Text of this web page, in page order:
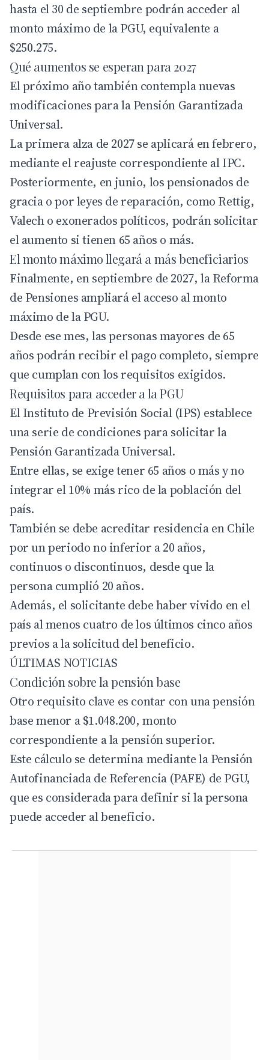
hasta el 30 de septiembre podrán acceder al
monto máximo de la PGU, equivalente a
$250.275.
Qué aumentos se esperan para 2027
El próximo año también contempla nuevas
modificaciones para la Pensión Garantizada
Universal.
La primera alza de 2027 se aplicará en febrero,
mediante el reajuste correspondiente al IPC.
Posteriormente, en junio, los pensionados de
gracia o por leyes de reparación, como Rettig,
Valech o exonerados políticos, podrán solicitar
el aumento si tienen 65 años o más.
El monto máximo llegará a más beneficiarios
Finalmente, en septiembre de 2027, la Reforma
de Pensiones ampliará el acceso al monto
máximo de la PGU.
Desde ese mes, las personas mayores de 65
años podrán recibir el pago completo, siempre
que cumplan con los requisitos exigidos.
Requisitos para acceder a la PGU
El Instituto de Previsión Social (IPS) establece
una serie de condiciones para solicitar la
Pensión Garantizada Universal.
Entre ellas, se exige tener 65 años o más y no
integrar el 10% más rico de la población del
país.
También se debe acreditar residencia en Chile
por un periodo no inferior a 20 años,
continuos o discontinuos, desde que la
persona cumplió 20 años.
Además, el solicitante debe haber vivido en el
país al menos cuatro de los últimos cinco años
previos a la solicitud del beneficio.
ÚLTIMAS NOTICIAS
Condición sobre la pensión base
Otro requisito clave es contar con una pensión
base menor a $1.048.200, monto
correspondiente a la pensión superior.
Este cálculo se determina mediante la Pensión
Autofinanciada de Referencia (PAFE) de PGU,
que es considerada para definir si la persona
puede acceder al beneficio.